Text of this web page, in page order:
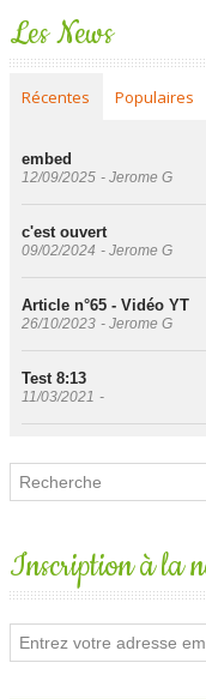
Les News
Récentes Populaires
embed
12/09/2025 - Jerome G
c'est ouvert
09/02/2024 - Jerome G
Article n°65 - Vidéo YT
26/10/2023 - Jerome G
Test 8:13
11/03/2021 -
Inscription à la